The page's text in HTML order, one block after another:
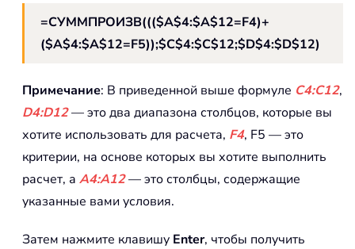
=СУММПРОИЗВ((($A$4:$A$12=F4)+
($A$4:$A$12=F5));$C$4:$C$12;$D$4:$D$12)
Примечание: В приведенной выше формуле C4:C12,
D4:D12— это два диапазона столбцов, которые вы
хотите использовать для расчета, F4, F5 — это
критерии, на основе которых вы хотите выполнить
расчет, а A4:A12— это столбцы, содержащие
указанные вами условия.
Затем нажмите клавишу Enter, чтобы получить